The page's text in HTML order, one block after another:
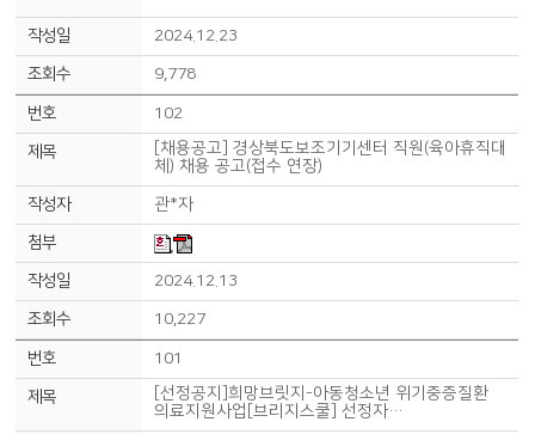
2024.12.23
9,778
102
[채용공고] 경상북도보조기기센터 직원(육아휴직대
체) 채용 공고(접수 연장)
관*자
2024.12.13
10,227
101
[선정공지]희망브릿지-아동청소년 위기중증질환
의료지원사업[브리지스쿨] 선정자…